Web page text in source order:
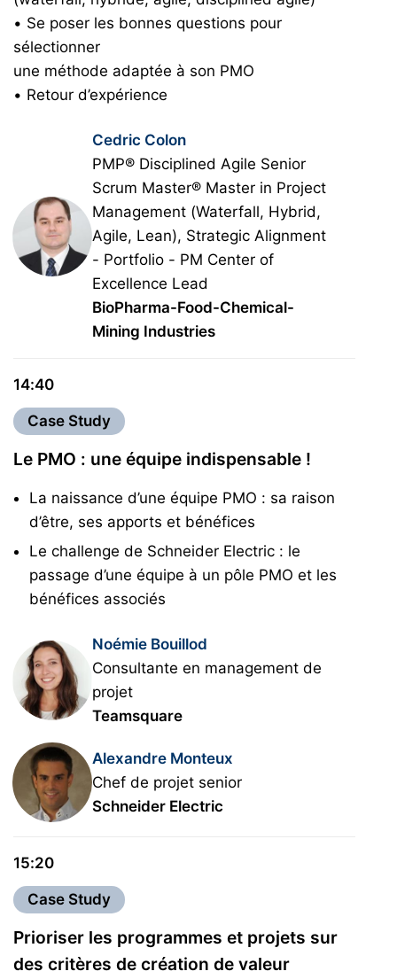
• Se poser les bonnes questions pour
sélectionner
une méthode adaptée à son PMO
• Retour d’expérience
Cedric Colon
PMP® Disciplined Agile Senior
Scrum Master® Master in Project
Management (Waterfall, Hybrid,
Agile, Lean), Strategic Alignment
- Portfolio - PM Center of
Excellence Lead
BioPharma-Food-Chemical-
Mining Industries
14:40
Case Study
Le PMO : une équipe indispensable !
La naissance d’une équipe PMO : sa raison
d’être, ses apports et bénéfices
Le challenge de Schneider Electric : le
passage d’une équipe à un pôle PMO et les
bénéfices associés
Noémie Bouillod
Consultante en management de
projet
Teamsquare
Alexandre Monteux
Chef de projet senior
Schneider Electric
15:20
Case Study
Prioriser les programmes et projets sur
des critères de création de valeur